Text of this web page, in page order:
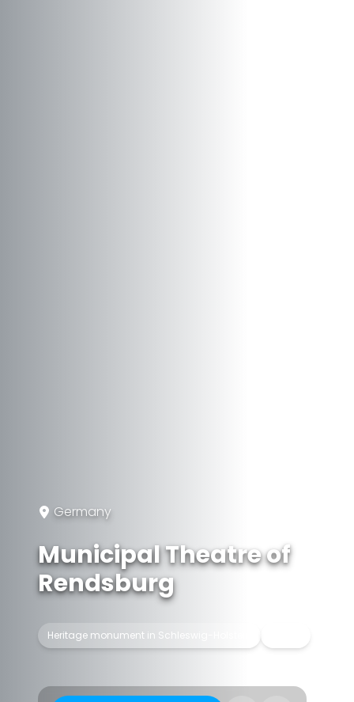
Germany
Municipal Theatre of
Rendsburg
Heritage monument in Schleswig-Holstein